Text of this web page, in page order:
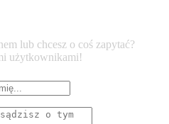
lub chcesz o coś zapytać?
użytkownikami!